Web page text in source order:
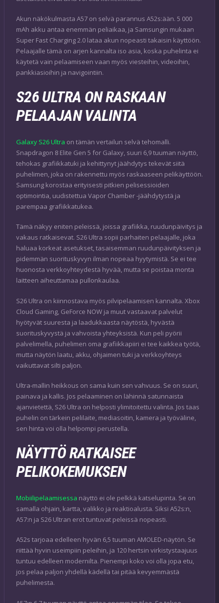
Akun näkökulmasta A57 on selvä parannus A52s:ään. 5 000
mAh akku antaa enemmän peliaikaa, ja Samsungin mukaan
Super Fast Charging 2.0 lataa akun nopeasti takaisin käyttöön.
Pelaajalle tämä on arjen kannalta iso asia, koska puhelinta ei
käytetä vain pelaamiseen vaan myös viesteihin, videoihin,
pankkiasioihin ja navigointiin.
S26 ULTRA ON RASKAAN
PELAAJAN VALINTA
Galaxy S26 Ultra on tämän vertailun selvä tehomalli.
Snapdragon 8 Elite Gen 5 for Galaxy, suuri 6,9 tuuman näyttö,
tehokas grafiikkatuki ja kehittynyt jäähdytys tekevät siitä
puhelimen, joka on rakennettu myös raskaaseen pelikäyttöön.
Samsung korostaa erityisesti pitkien pelisessioiden
optimointia, uudistettua Vapor Chamber -jäähdytystä ja
parempaa grafiikkatukea.
Tämä näkyy eniten peleissä, joissa grafiikka, ruudunpäivitys ja
vakaus ratkaisevat. S26 Ultra sopii parhaiten pelaajalle, joka
haluaa korkeat asetukset, tasaisemman ruudunpäivityksen ja
pidemmän suorituskyvyn ilman nopeaa hyytymistä. Se ei tee
huonosta verkkoyhteydestä hyvää, mutta se poistaa monta
laitteen aiheuttamaa pullonkaulaa.
S26 Ultra on kiinnostava myös pilvipelaamisen kannalta. Xbox
Cloud Gaming, GeForce NOW ja muut vastaavat palvelut
hyötyvät suuresta ja laadukkaasta näytöstä, hyvästä
suorituskyvystä ja vahvoista yhteyksistä. Kun peli pyörii
palvelimella, puhelimen oma grafiikkapiiri ei tee kaikkea työtä,
mutta näytön laatu, akku, ohjaimen tuki ja verkkoyhteys
vaikuttavat silti paljon.
Ultra-mallin heikkous on sama kuin sen vahvuus. Se on suuri,
painava ja kallis. Jos pelaaminen on lähinnä satunnaista
ajanvietettä, S26 Ultra on helposti ylimitoitettu valinta. Jos taas
puhelin on tärkein pelilaite, mediasoitin, kamera ja työväline,
sen hinta voi olla helpompi perustella.
NÄYTTÖ RATKAISEE
PELIKOKEMUKSEN
Mobiilipelaamisessa näyttö ei ole pelkkä katselupinta. Se on
samalla ohjain, kartta, valikko ja reaktioalusta. Siksi A52s:n,
A57:n ja S26 Ultran erot tuntuvat peleissä nopeasti.
A52s tarjoaa edelleen hyvän 6,5 tuuman AMOLED-näytön. Se
riittää hyvin useimpiin peleihin, ja 120 hertsin virkistystaajuus
tuntuu edelleen modernilta. Pienempi koko voi olla jopa etu,
jos pelaa paljon yhdellä kädellä tai pitää kevyemmästä
puhelimesta.